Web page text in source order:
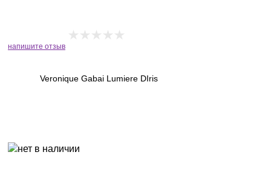
напишите отзыв
Veronique Gabai Lumiere DIris